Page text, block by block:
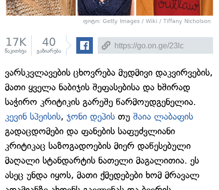
ფოტო: Getty Images / Wiki / Tiffany Nicholson
17K
წაკითხვა
40
გაზიარება
ვარსკვლავების ცხოვრება მუდმივი დაკვირვების,
მათი ყველა ნაბიჯის შეფასებისა და ხშირად
საჭირო კრიტიკის გარეშე წარმოუდგენელია.
კევინ სპეისის, ჯონი დეპის თუ შაია ლაბაფის
გადაცდომები და ფანების საფუძვლიანი
კრიტიკაც საზოგადოების მიერ დაწესებული
მაღალი სტანდარტის ნათელი მაგალითია. ეს
ასეც უნდა იყოს, მათი ქმედებები ხომ მრავალ